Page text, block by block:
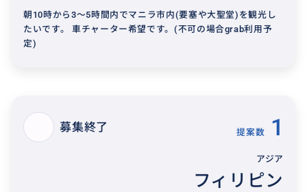
朝10時から3〜5時間内でマニラ市内(要塞や大聖堂)を観光し
たいです。 車チャーター希望です。(不可の場合grab利用予
定)
募集終了 提案数 1
アジア
フィリピン